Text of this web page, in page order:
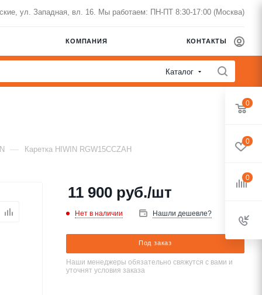
ул. Западная, вл. 16. Мы работаем: ПН-ПТ 8:30-17:00 (Москва)
КОМПАНИЯ КОНТАКТЫ
Каталог
— Каретка HIWIN RGW15CCZAH
11 900 руб./шт
Нет в наличии Нашли дешевле?
Под заказ
Наши менеджеры обязательно свяжутся с вами и
уточнят условия заказа
0
0
0